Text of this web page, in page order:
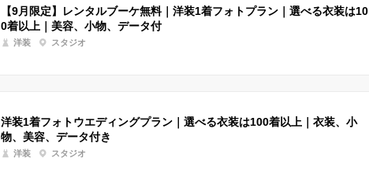
【9月限定】レンタルブーケ無料｜洋装1着フォトプラン｜選べる衣装は10
0着以上｜美容、小物、データ付
洋装 スタジオ
洋装1着フォトウエディングプラン｜選べる衣装は100着以上｜衣装、小
物、美容、データ付き
洋装 スタジオ